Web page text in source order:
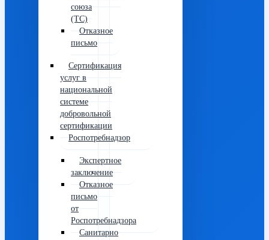
союза
(ТС)
Отказное
письмо
Сертификация
услуг в
национальной
системе
добровольной
сертификации
Роспотребнадзор
Экспертное
заключение
Отказное
письмо
от
Роспотребнадзора
Санитарно